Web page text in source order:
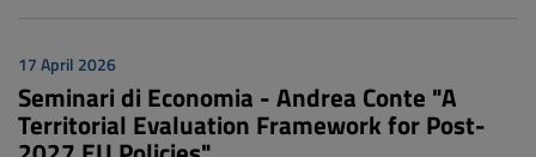
17 April 2026
Seminari di Economia - Andrea Conte "A
Territorial Evaluation Framework for Post-